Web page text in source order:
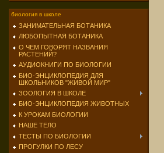
биология в школе
ЗАНИМАТЕЛЬНАЯ БОТАНИКА
ЛЮБОПЫТНАЯ БОТАНИКА
О ЧЕМ ГОВОРЯТ НАЗВАНИЯ
РАСТЕНИЙ?
АУДИОКНИГИ ПО БИОЛОГИИ
БИО-ЭНЦИКЛОПЕДИЯ ДЛЯ
ШКОЛЬНИКОВ "ЖИВОЙ МИР"
ЗООЛОГИЯ В ШКОЛЕ
БИО-ЭНЦИКЛОПЕДИЯ ЖИВОТНЫХ
К УРОКАМ БИОЛОГИИ
НАШЕ ТЕЛО
ТЕСТЫ ПО БИОЛОГИИ
ПРОГУЛКИ ПО ЛЕСУ